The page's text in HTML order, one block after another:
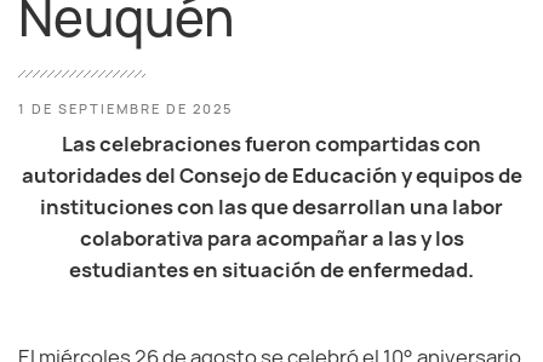
Neuquén
1 DE SEPTIEMBRE DE 2025
Las celebraciones fueron compartidas con
autoridades del Consejo de Educación y equipos de
instituciones con las que desarrollan una labor
colaborativa para acompañar a las y los
estudiantes en situación de enfermedad.